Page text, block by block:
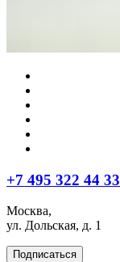
+7 495 322 44 33
Москва,
ул. Дольская, д. 1
Подписаться